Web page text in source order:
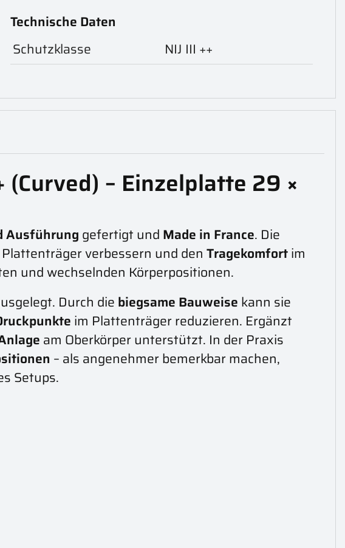
Technische Daten
Schutzklasse
NIJ III ++
– Einzelplatte 29 ×
Ausführung gefertigt und Made in France. Die
verbessern und den Tragekomfortim
und wechselnden Körperpositionen.
Durch die biegsame Bauweise kann sie
im Plattenträger reduzieren. Ergänzt
am Oberkörper unterstützt. In der Praxis
– als angenehmer bemerkbar machen,
Setups.